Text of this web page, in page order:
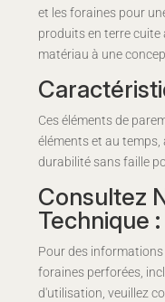
et les foraines pour
produits en terre cuite
matériau à une
Ces éléments de
éléments et au
durabilité sans faille
Consultez
Technique :
Pour des
foraines perforées,
d'utilisation, veuillez